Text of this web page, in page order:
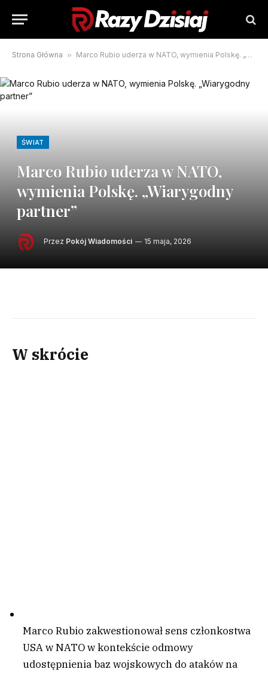
Strona Główna » Marco Rubio uderza w NATO, wymienia Polskę. „Wiarygodny partner”
ŚWIAT
Marco Rubio uderza w NATO,
wymienia Polskę. „Wiarygodny
partner”
Przez Pokój Wiadomości 15 maja, 2026
W skrócie
Marco Rubio zakwestionował sens członkostwa
USA w NATO w kontekście odmowy
udostępnienia baz wojskowych do ataków na